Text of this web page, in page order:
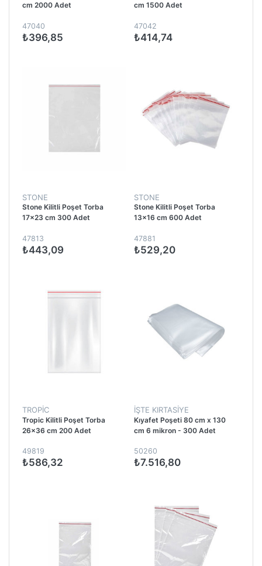
cm 2000 Adet
47040
₺396,85
cm 1500 Adet
47042
₺414,74
STONE
Stone Kilitli Poşet Torba
17x23 cm 300 Adet
47813
₺443,09
STONE
Stone Kilitli Poşet Torba
13x16 cm 600 Adet
47881
₺529,20
TROPİC
Tropic Kilitli Poşet Torba
26x36 cm 200 Adet
49819
₺586,32
İŞTE KIRTASIYE
Kıyafet Poşeti 80 cm x 130
cm 6 mikron - 300 Adet
50260
₺7.516,80